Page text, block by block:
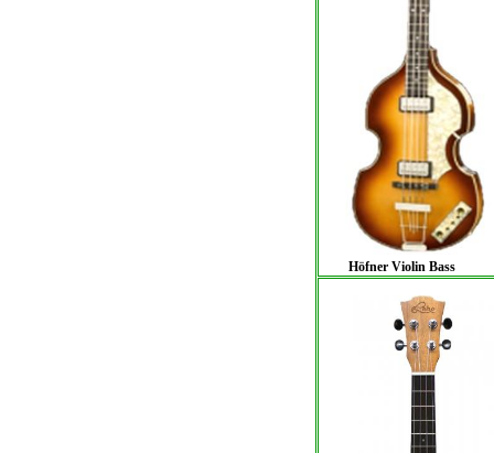
Höfner Violin Bass